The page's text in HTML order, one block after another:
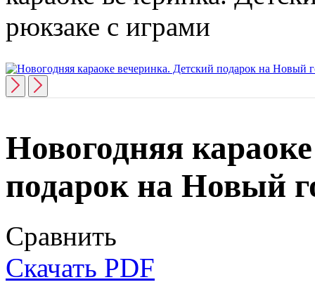
рюкзаке с играми
Новогодняя
подарок на Новый
Сравнить
Скачать PDF